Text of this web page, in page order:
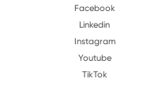
Facebook
Linkedin
Instagram
Youtube
TikTok